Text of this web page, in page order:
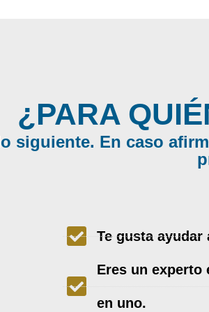
¿PARA
siguiente. En caso
Te gusta
Eres un experto
en uno.